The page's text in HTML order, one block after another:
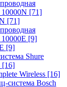
[71]
[71]
[9]
[9]
Shure
[16]
Wireless [16]
система Bosch